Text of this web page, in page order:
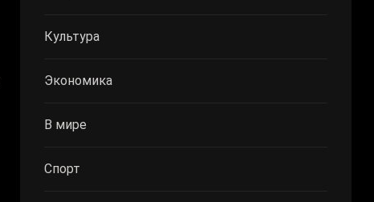
Культура
Экономика
В мире
Спорт